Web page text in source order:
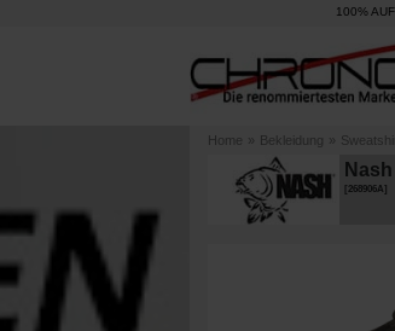
100%
Home » Bekleidung »
268906A]